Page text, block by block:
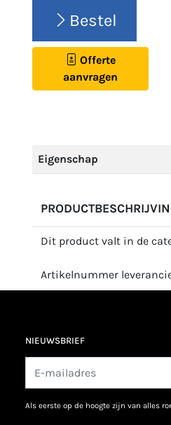
Bestel
Offerte
aanvragen
Eigenschap
Dit product valt in de
Artikelnummer
NIEUWSBRIEF
als eerste op de hoogte zijn van alles